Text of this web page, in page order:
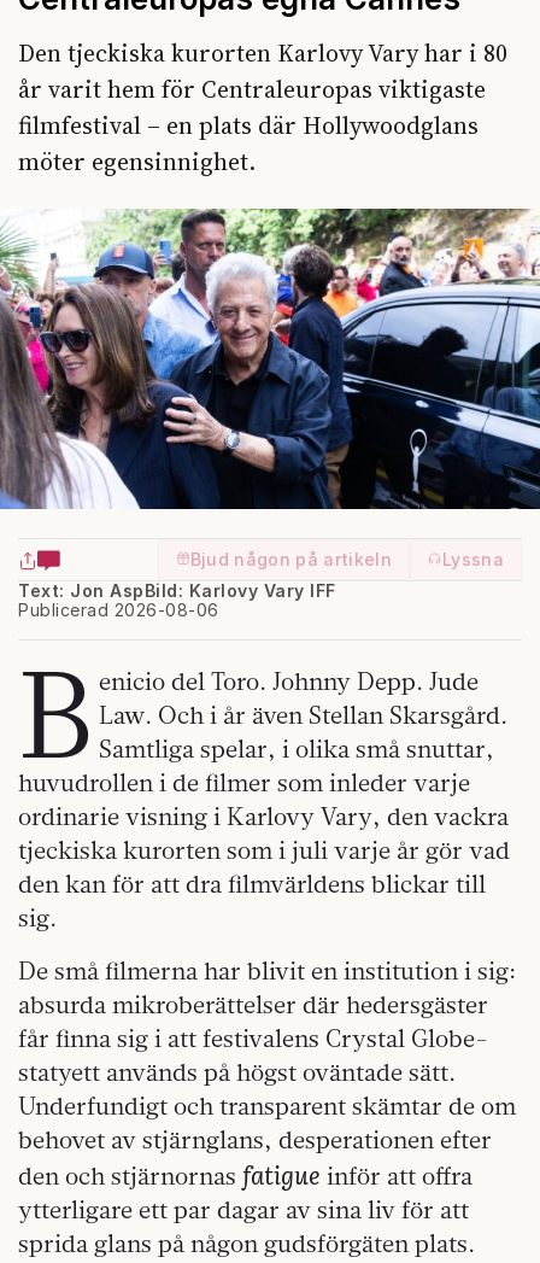
Den tjeckiska kurorten Karlovy Vary har i 80
år varit hem för Centraleuropas viktigaste
filmfestival – en plats där Hollywoodglans
möter egensinnighet.
Bjud någon på artikeln
Lyssna
Text: Jon Asp
Publicerad 2026-08-06
Bild: Karlovy Vary IFF
B enicio del Toro. Johnny Depp. Jude
Law. Och i år även Stellan Skarsgård.
Samtliga spelar, i olika små snuttar,
huvudrollen i de filmer som inleder varje
ordinarie visning i Karlovy Vary, den vackra
tjeckiska kurorten som i juli varje år gör vad
den kan för att dra filmvärldens blickar till
sig.
De små filmerna har blivit en institution i sig:
absurda mikroberättelser där hedersgäster
får finna sig i att festivalens Crystal Globe-
statyett används på högst oväntade sätt.
Underfundigt och transparent skämtar de om
behovet av stjärnglans, desperationen efter
den och stjärnornas fatigue inför att offra
ytterligare ett par dagar av sina liv för att
sprida glans på någon gudsförgäten plats.